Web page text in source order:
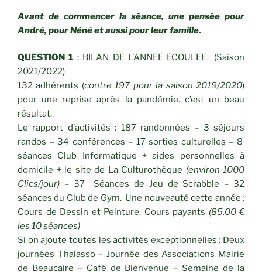
Avant de commencer la séance, une pensée pour
André, pour Néné et aussi pour leur famille.
QUESTION 1 : BILAN DE L’ANNEE ECOULEE (Saison
2021/2022)
132 adhérents (contre 197 pour la saison 2019/2020)
pour une reprise après la pandémie. c’est un beau
résultat.
Le rapport d’activités : 187 randonnées – 3 séjours
randos – 34 conférences – 17 sorties culturelles – 8
séances Club Informatique + aides personnelles à
domicile + le site de La Culturothèque (environ 1000
Clics/jour) – 37 Séances de Jeu de Scrabble – 32
séances du Club de Gym. Une nouveauté cette année :
Cours de Dessin et Peinture. Cours payants (85,00 €
les 10 séances)
Si on ajoute toutes les activités exceptionnelles : Deux
journées Thalasso – Journée des Associations Mairie
de Beaucaire – Café de Bienvenue – Semaine de la